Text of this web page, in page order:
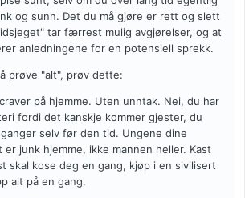
og sunn. Det du må gjøre er rett og slett
tar færrest mulig avgjørelser, og at
anledningene for en potensiell sprekk.
prøve "alt", prøv dette:
på hjemme. Uten unntak. Nei, du har
fordi det kanskje kommer gjester, du
selv før den tid. Ungene dine
junk hjemme, ikke mannen heller. Kast
skal kose deg en gang, kjøp i en sivilisert
alt på en gang.